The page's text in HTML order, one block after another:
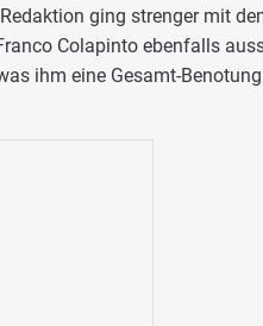
ging strenger mit
Colapinto ebenfalls
ihm eine Gesamt-